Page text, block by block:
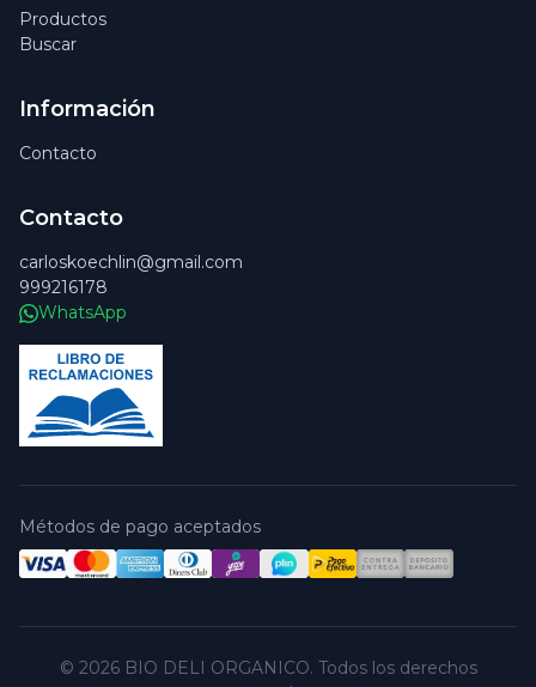
Productos
Buscar
Información
Contacto
Contacto
carloskoechlin@gmail.com
999216178
WhatsApp
Métodos de pago aceptados
© 2026 BIO DELI ORGANICO. Todos los derechos